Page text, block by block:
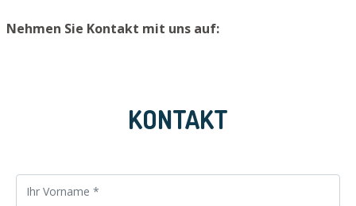
Nehmen Sie Kontakt mit uns auf:
KONTAKT